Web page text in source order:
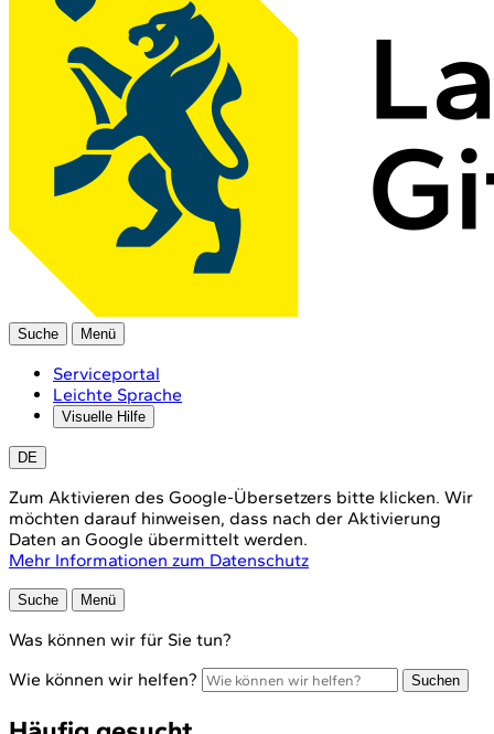
Suche Menü
Serviceportal
Leichte Sprache
Visuelle Hilfe
DE
Zum Aktivieren des Google-Übersetzers bitte klicken. Wir
möchten darauf hinweisen, dass nach der Aktivierung
Daten an Google übermittelt werden.
Mehr Informationen zum Datenschutz
Suche Menü
Was können wir für Sie tun?
Wie können wir helfen?
Suchen